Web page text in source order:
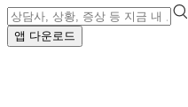
앱 다운로드